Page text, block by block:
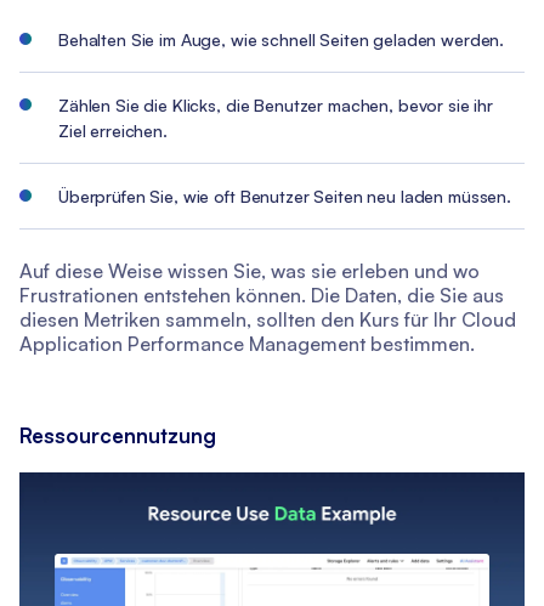
Behalten Sie im Auge, wie schnell Seiten geladen werden.
Zählen Sie die Klicks, die Benutzer machen, bevor sie ihr
Ziel erreichen.
Überprüfen Sie, wie oft Benutzer Seiten neu laden müssen.
Auf diese Weise wissen Sie, was sie erleben und wo
Frustrationen entstehen können. Die Daten, die Sie aus
diesen Metriken sammeln, sollten den Kurs für Ihr Cloud
Application Performance Management bestimmen.
Ressourcennutzung